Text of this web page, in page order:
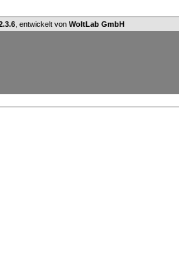
, entwickelt von WoltLab GmbH